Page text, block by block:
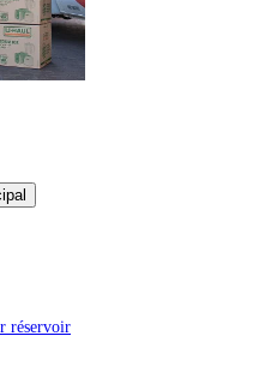
réservoir